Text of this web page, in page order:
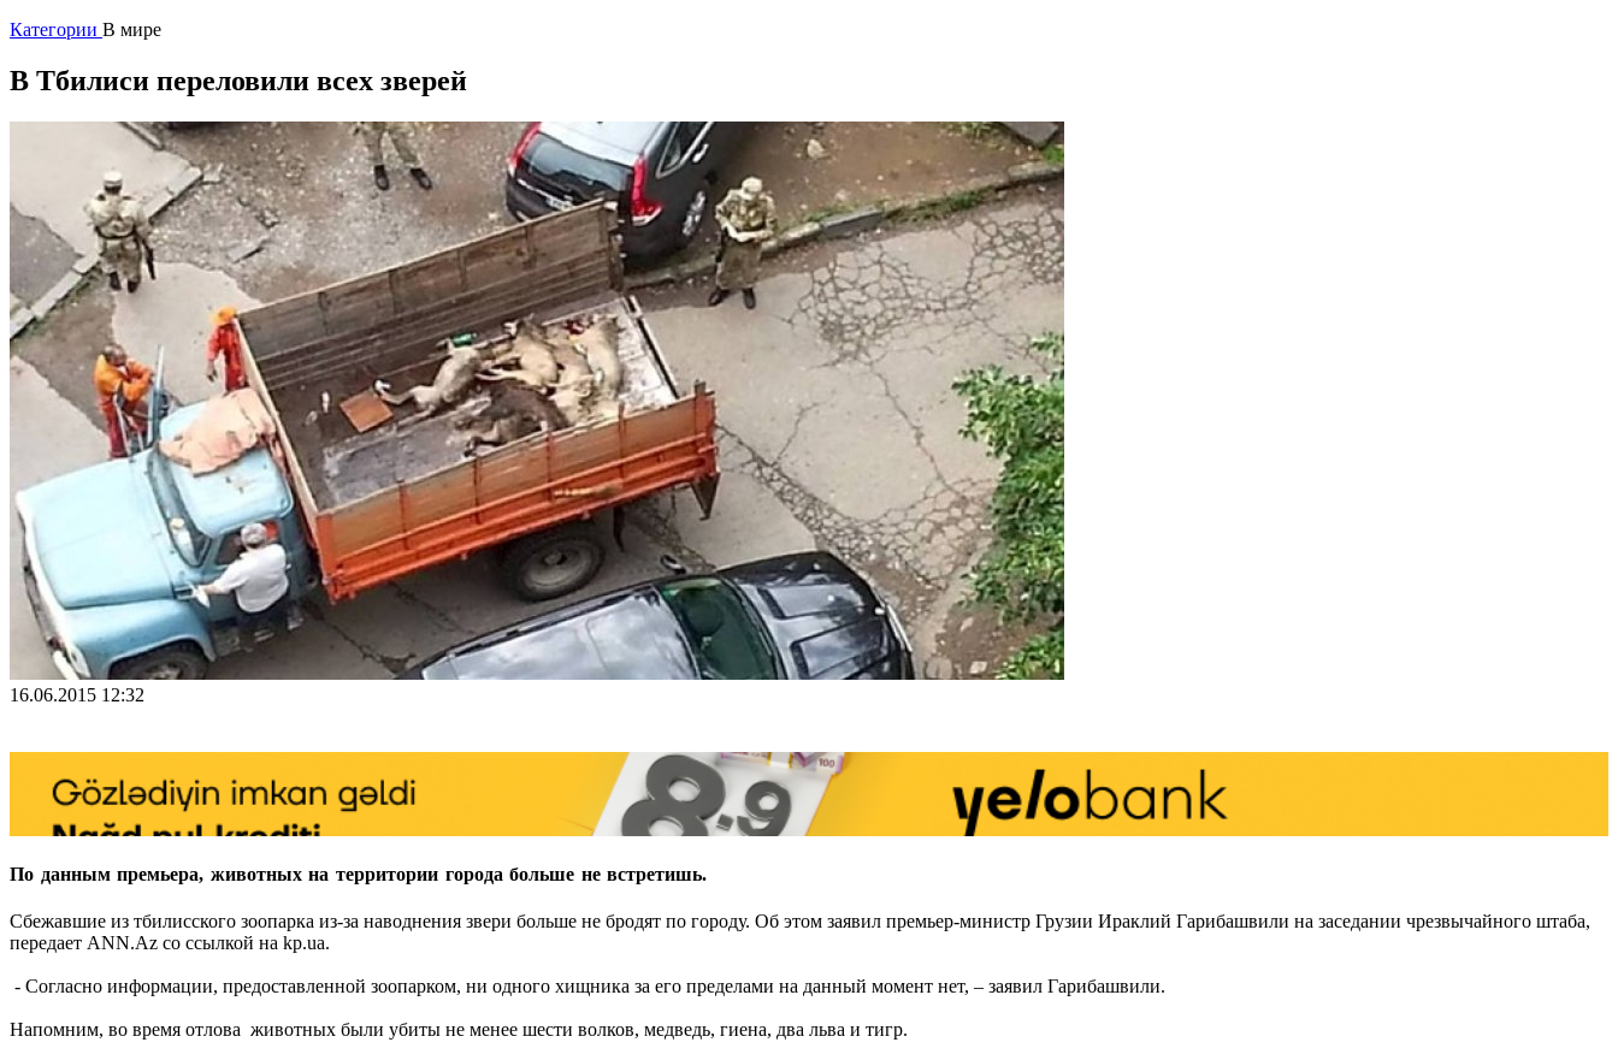
Категории В мире
В Тбилиси переловили всех зверей
16.06.2015 12:32
По данным премьера, животных на территории города больше не встретишь.
Сбежавшие из тбилисского зоопарка из-за наводнения звери больше не бродят по городу. Об этом заявил премьер-министр Грузии Ираклий Гарибашвили на заседании чрезвычайного штаба,
передает ANN.Az со ссылкой на kp.ua.
- Согласно информации, предоставленной зоопарком, ни одного хищника за его пределами на данный момент нет, – заявил Гарибашвили.
Напомним, во время отлова животных были убиты не менее шести волков, медведь, гиена, два льва и тигр.